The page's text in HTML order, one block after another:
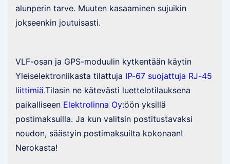
alunperin tarve. Muuten kasaaminen sujuikin
jokseenkin joutuisasti.
VLF-osan ja GPS-moduulin kytkentään käytin
Yleiselektroniikasta tilattuja IP-67 suojattuja RJ-45
liittimiä.Tilasin ne kätevästi luettelotilauksena
paikalliseen Elektrolinna Oy:öön yksillä
postimaksuilla. Ja kun valitsin postitustavaksi
noudon, säästyin postimaksuilta kokonaan!
Nerokasta!